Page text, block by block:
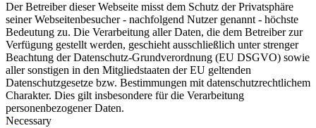
Der Betreiber dieser Webseite misst dem Schutz der Privatsphäre
seiner Webseitenbesucher - nachfolgend Nutzer genannt - höchste
Bedeutung zu. Die Verarbeitung aller Daten, die dem Betreiber zur
Verfügung gestellt werden, geschieht ausschließlich unter strenger
Beachtung der Datenschutz-Grundverordnung (EU DSGVO) sowie
aller sonstigen in den Mitgliedstaaten der EU geltenden
Datenschutzgesetze bzw. Bestimmungen mit datenschutzrechtlichem
Charakter. Dies gilt insbesondere für die Verarbeitung
personenbezogener Daten.
Necessary